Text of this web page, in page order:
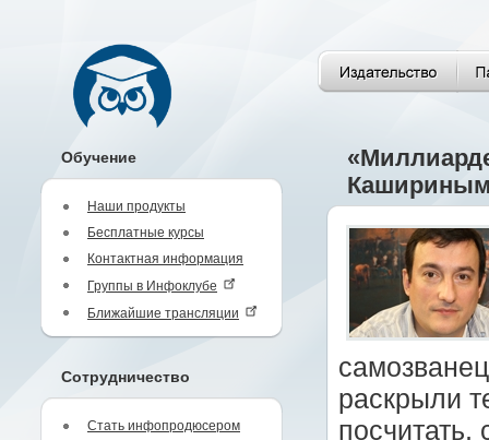
Обучение
Наши продукты
Бесплатные курсы
Контактная информация
Группы в Инфоклубе
Ближайшие трансляции
Сотрудничество
Стать инфопродюсером
раскрыли
посчитать,